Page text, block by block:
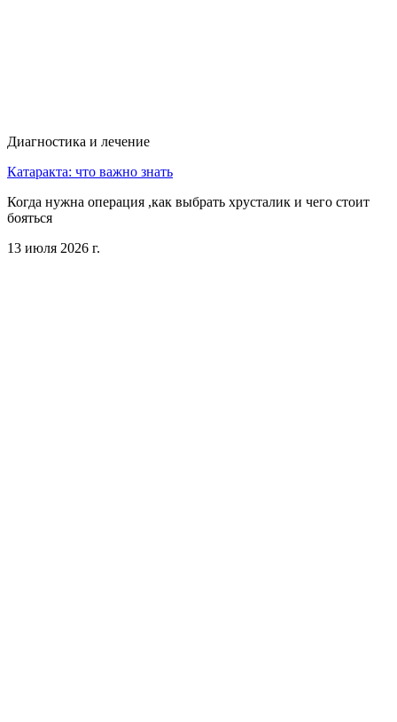
Диагностика и лечение
Катаракта: что важно знать
Когда нужна операция ,как выбрать хрусталик и чего стоит
бояться
13 июля 2026 г.